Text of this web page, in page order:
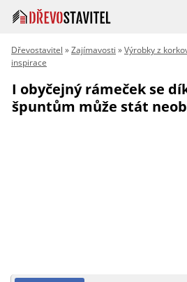
Dřevostavitel »Zajímavosti »Výrobky z
inspirace
I obyčejný rámeček se
špuntům může stát